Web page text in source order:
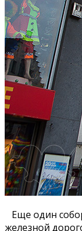
Еще один
железной